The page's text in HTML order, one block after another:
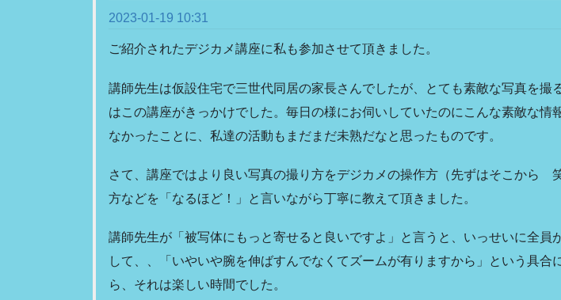
2023-01-19 10:31
ご紹介されたデジカメ講座に私も参加させて頂きました。
講師先生は仮設住宅で三世代同居の家長さんでしたが、とても素敵な写真を撮
はこの講座がきっかけでした。毎日の様にお伺いしていたのにこんな素敵な情
なかったことに、私達の活動もまだまだ未熟だなと思ったものです。
さて、講座ではより良い写真の撮り方をデジカメの操作方（先ずはそこから
方などを「なるほど！」と言いながら丁寧に教えて頂きました。
講師先生が「被写体にもっと寄せると良いですよ」と言うと、いっせいに全員
して、、「いやいや腕を伸ばすんでなくてズームが有りますから」という具合
ら、それは楽しい時間でした。